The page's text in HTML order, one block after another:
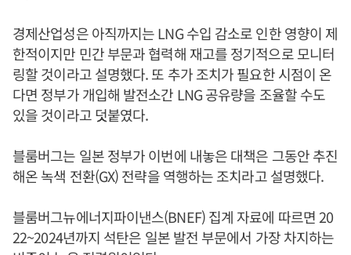
경제산업성은 아직까지는 LNG 수입 감소로 인한 영향이 제
한적이지만 민간 부문과 협력해 재고를 정기적으로 모니터
링할 것이라고 설명했다. 또 추가 조치가 필요한 시점이 온
다면 정부가 개입해 발전소간 LNG 공유량을 조율할 수도
있을 것이라고 덧붙였다.
블룸버그는 일본 정부가 이번에 내놓은 대책은 그동안 추진
해온 녹색 전환(GX) 전략을 역행하는 조치라고 설명했다.
블룸버그뉴에너지파이낸스(BNEF) 집계 자료에 따르면 20
22~2024년까지 석탄은 일본 발전 부문에서 가장 차지하는